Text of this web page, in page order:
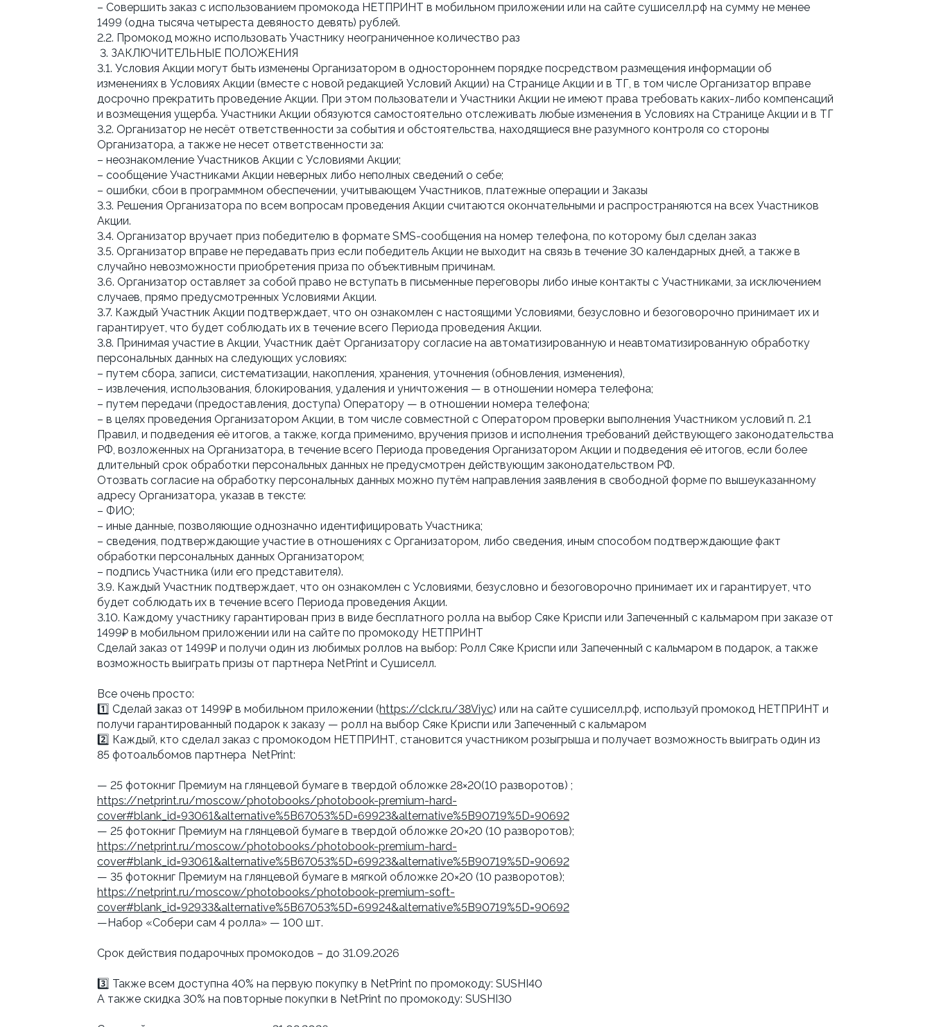
– Совершить заказ с использованием промокода НЕТПРИНТ в мобильном приложении или на сайте сушиселл.рф на сумму не менее
1499 (одна тысяча четыреста девяносто девять) рублей.
2.2. Промокод можно использовать Участнику неограниченное количество раз
3. ЗАКЛЮЧИТЕЛЬНЫЕ ПОЛОЖЕНИЯ
3.1. Условия Акции могут быть изменены Организатором в одностороннем порядке посредством размещения информации об
изменениях в Условиях Акции (вместе с новой редакцией Условий Акции) на Странице Акции и в ТГ, в том числе Организатор вправе
досрочно прекратить проведение Акции. При этом пользователи и Участники Акции не имеют права требовать каких-либо компенсаций
и возмещения ущерба. Участники Акции обязуются самостоятельно отслеживать любые изменения в Условиях на Странице Акции и в ТГ
3.2. Организатор не несёт ответственности за события и обстоятельства, находящиеся вне разумного контроля со стороны
Организатора, а также не несет ответственности за:
– неознакомление Участников Акции с Условиями Акции;
– сообщение Участниками Акции неверных либо неполных сведений о себе;
– ошибки, сбои в программном обеспечении, учитывающем Участников, платежные операции и Заказы
3.3. Решения Организатора по всем вопросам проведения Акции считаются окончательными и распространяются на всех Участников
Акции.
3.4. Организатор вручает приз победителю в формате SMS-сообщения на номер телефона, по которому был сделан заказ
3.5. Организатор вправе не передавать приз если победитель Акции не выходит на связь в течение 30 календарных дней, а также в
случайно невозможности приобретения приза по объективным причинам.
3.6. Организатор оставляет за собой право не вступать в письменные переговоры либо иные контакты с Участниками, за исключением
случаев, прямо предусмотренных Условиями Акции.
3.7. Каждый Участник Акции подтверждает, что он ознакомлен с настоящими Условиями, безусловно и безоговорочно принимает их и
гарантирует, что будет соблюдать их в течение всего Периода проведения Акции.
3.8. Принимая участие в Акции, Участник даёт Организатору согласие на автоматизированную и неавтоматизированную обработку
персональных данных на следующих условиях:
– путем сбора, записи, систематизации, накопления, хранения, уточнения (обновления, изменения),
– извлечения, использования, блокирования, удаления и уничтожения — в отношении номера телефона;
– путем передачи (предоставления, доступа) Оператору — в отношении номера телефона;
– в целях проведения Организатором Акции, в том числе совместной с Оператором проверки выполнения Участником условий п. 2.1
Правил, и подведения её итогов, а также, когда применимо, вручения призов и исполнения требований действующего законодательства
РФ, возложенных на Организатора, в течение всего Периода проведения Организатором Акции и подведения её итогов, если более
длительный срок обработки персональных данных не предусмотрен действующим законодательством РФ.
Отозвать согласие на обработку персональных данных можно путём направления заявления в свободной форме по вышеуказанному
адресу Организатора, указав в тексте:
– ФИО;
– иные данные, позволяющие однозначно идентифицировать Участника;
– сведения, подтверждающие участие в отношениях с Организатором, либо сведения, иным способом подтверждающие факт
обработки персональных данных Организатором;
– подпись Участника (или его представителя).
3.9. Каждый Участник подтверждает, что он ознакомлен с Условиями, безусловно и безоговорочно принимает их и гарантирует, что
будет соблюдать их в течение всего Периода проведения Акции.
3.10. Каждому участнику гарантирован приз в виде бесплатного ролла на выбор Сяке Криспи или Запеченный с кальмаром при заказе от
1499₽ в мобильном приложении или на сайте по промокоду НЕТПРИНТ
Сделай заказ от 1499₽ и получи один из любимых роллов на выбор: Ролл Сяке Криспи или Запеченный с кальмаром в подарок, а также
возможность выиграть призы от партнера NetPrint и Сушиселл.
Все очень просто:
1️⃣ Сделай заказ от 1499₽ в мобильном приложении (https://clck.ru/38Viyc) или на сайте сушиселл.рф, используй промокод НЕТПРИНТ и
получи гарантированный подарок к заказу — ролл на выбор Сяке Криспи или Запеченный с кальмаром
2️⃣ Каждый, кто сделал заказ с промокодом НЕТПРИНТ, становится участником розыгрыша и получает возможность выиграть один из
85 фотоальбомов партнера NetPrint:
— 25 фотокниг Премиум на глянцевой бумаге в твердой обложке 28×20(10 разворотов) ;
https://netprint.ru/moscow/photobooks/photobook-premium-hard-
cover#blank_id=93061&alternative%5B67053%5D=69923&alternative%5B90719%5D=90692
— 25 фотокниг Премиум на глянцевой бумаге в твердой обложке 20×20 (10 разворотов);
https://netprint.ru/moscow/photobooks/photobook-premium-hard-
cover#blank_id=93061&alternative%5B67053%5D=69923&alternative%5B90719%5D=90692
— 35 фотокниг Премиум на глянцевой бумаге в мягкой обложке 20×20 (10 разворотов);
https://netprint.ru/moscow/photobooks/photobook-premium-soft-
cover#blank_id=92933&alternative%5B67053%5D=69924&alternative%5B90719%5D=90692
—Набор «Собери сам 4 ролла» — 100 шт.
Срок действия подарочных промокодов – до 31.09.2026
3️⃣ Также всем доступна 40% на первую покупку в NetPrint по промокоду: SUSHI40
А также скидка 30% на повторные покупки в NetPrint по промокоду: SUSHI30